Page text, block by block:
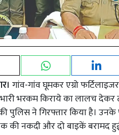
गांव-गांव घूमकर एग्रो
भरकम किराये का लालच देकर
पुलिस ने गिरफ्तार किया है।
की नकदी और दो बाइकें बरामद